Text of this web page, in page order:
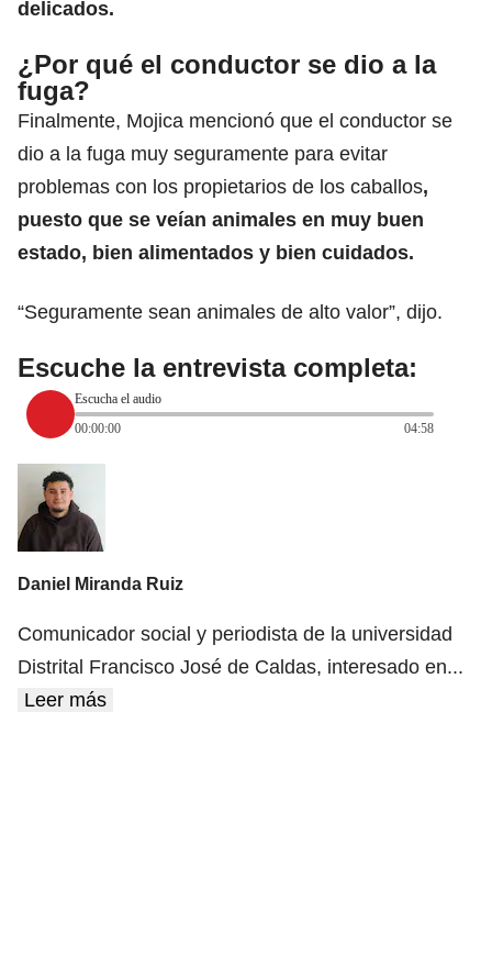
delicados.
¿Por qué el conductor se dio a la
fuga?
Finalmente, Mojica mencionó que el conductor se
dio a la fuga muy seguramente para evitar
problemas con los propietarios de los caballos,
puesto que se veían animales en muy buen
estado, bien alimentados y bien cuidados.
“Seguramente sean animales de alto valor”, dijo.
Escuche la entrevista completa:
Escucha el audio
00:00:00
04:58
Daniel Miranda Ruiz
Comunicador social y periodista de la universidad
Distrital Francisco José de Caldas, interesado en...
Leer más